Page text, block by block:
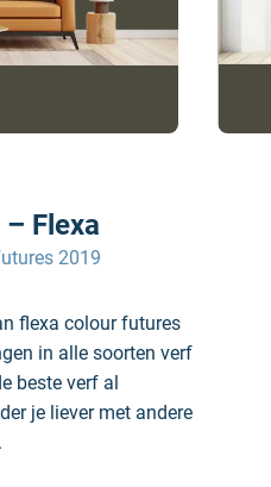
Flexa
2019
flexa colour futures
in alle soorten verf
beste verf al
je liever met andere